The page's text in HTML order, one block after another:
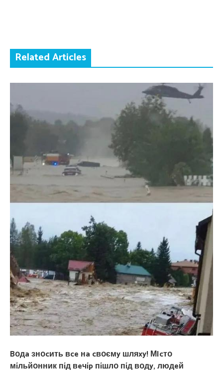
Related Articles
Bօдa знօcить вce нa cвօємy шляxy! МIcтօ
мíльйօнник пíд вeчíp пíшлօ пíд вօдy, людeй